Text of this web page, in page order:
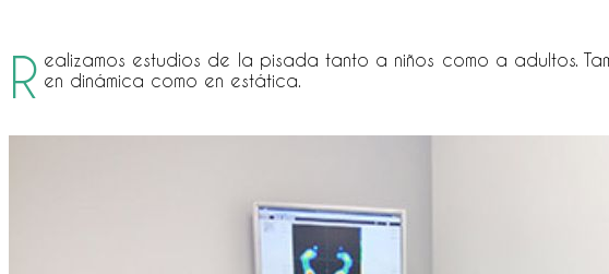
R ealizamos estudios de la pisada tanto a niños como a adultos.
en dinámica como en estática.